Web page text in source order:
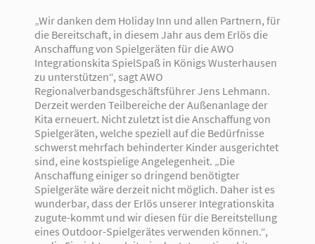
„Wir danken dem Holiday Inn und allen Partnern, für
die Bereitschaft, in diesem Jahr aus dem Erlös die
Anschaffung von Spielgeräten für die AWO
Integrationskita SpielSpaß in Königs Wusterhausen
zu unterstützen“, sagt AWO
Regionalverbandsgeschäftsführer Jens Lehmann.
Derzeit werden Teilbereiche der Außenanlage der
Kita erneuert. Nicht zuletzt ist die Anschaffung von
Spielgeräten, welche speziell auf die Bedürfnisse
schwerst mehrfach behinderter Kinder ausgerichtet
sind, eine kostspielige Angelegenheit. „Die
Anschaffung einiger so dringend benötigter
Spielgeräte wäre derzeit nicht möglich. Daher ist es
wunderbar, dass der Erlös unserer Integrationskita
zugute-kommt und wir diesen für die Bereitstellung
eines Outdoor-Spielgerätes verwenden können.“,